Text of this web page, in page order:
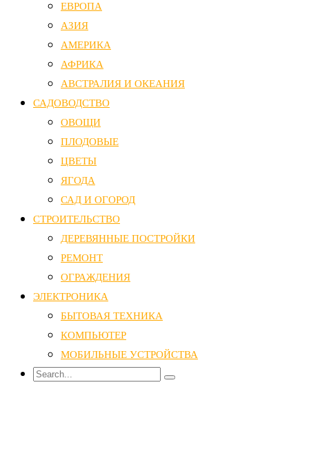
ЕВРОПА
АЗИЯ
АМЕРИКА
АФРИКА
АВСТРАЛИЯ И ОКЕАНИЯ
САДОВОДСТВО
ОВОЩИ
ПЛОДОВЫЕ
ЦВЕТЫ
ЯГОДА
САД И ОГОРОД
СТРОИТЕЛЬСТВО
ДЕРЕВЯННЫЕ ПОСТРОЙКИ
РЕМОНТ
ОГРАЖДЕНИЯ
ЭЛЕКТРОНИКА
БЫТОВАЯ ТЕХНИКА
КОМПЬЮТЕР
МОБИЛЬНЫЕ УСТРОЙСТВА